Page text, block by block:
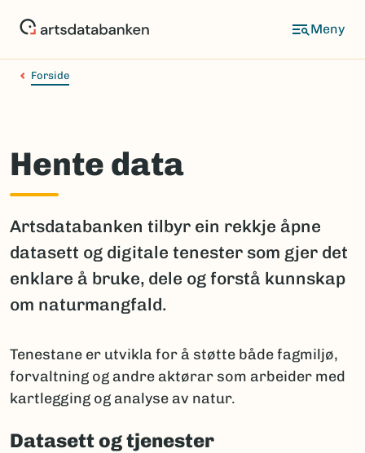
Forside
Hente data
Artsdatabanken tilbyr ein rekkje åpne
datasett og digitale tenester som gjer det
enklare å bruke, dele og forstå kunnskap
om naturmangfald.
Tenestane er utvikla for å støtte både fagmiljø,
forvaltning og andre aktørar som arbeider med
kartlegging og analyse av natur.
Datasett og tjenester